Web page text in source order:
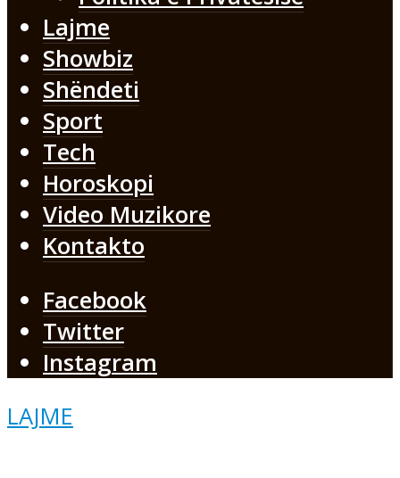
Lajme
Showbiz
Shëndeti
Sport
Tech
Horoskopi
Video Muzikore
Kontakto
Facebook
Twitter
Instagram
LAJME